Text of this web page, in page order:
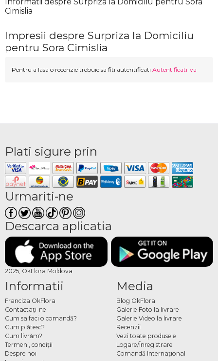
Cimislia
Impresii despre Surpriza la Domiciliu
pentru Sora Cimislia
Pentru a lasa o recenzie trebuie sa fiti autentificati Autentificati-va
Plati sigure prin
Urmariti-ne
Descarca aplicatia
2025, OkFlora Moldova
Informatii
Franciza OkFlora
Contactaţi-ne
Cum sa faci o comandă?
Cum plătesc?
Cum livrăm?
Termeni, condiţii
Despre noi
Media
Blog OkFlora
Galerie Foto la livrare
Galerie Video la livrare
Recenzii
Vezi toate produsele
Logare/Înregistrare
Comandă Internațional